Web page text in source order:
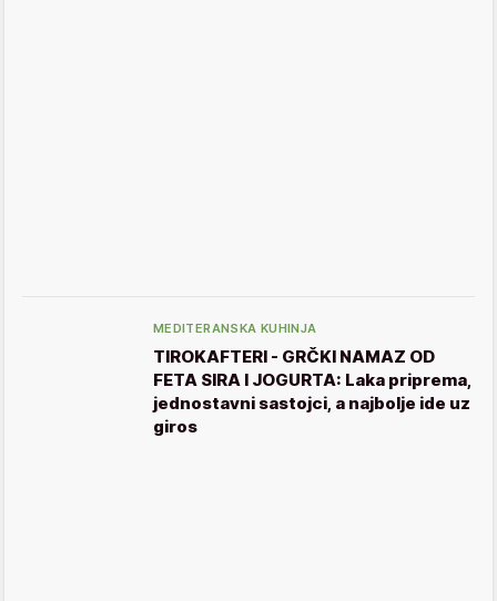
MEDITERANSKA KUHINJA
TIROKAFTERI - GRČKI NAMAZ OD
FETA SIRA I JOGURTA: Laka priprema,
jednostavni sastojci, a najbolje ide uz
giros